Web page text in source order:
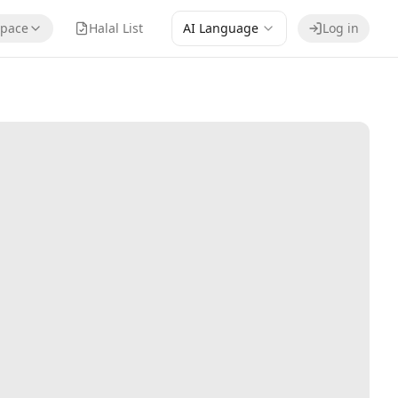
Halal List AI Language Log in